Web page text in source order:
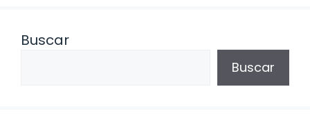
Buscar
Buscar